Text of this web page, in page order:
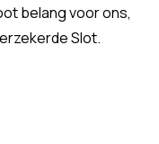
belang voor ons,
Slot.